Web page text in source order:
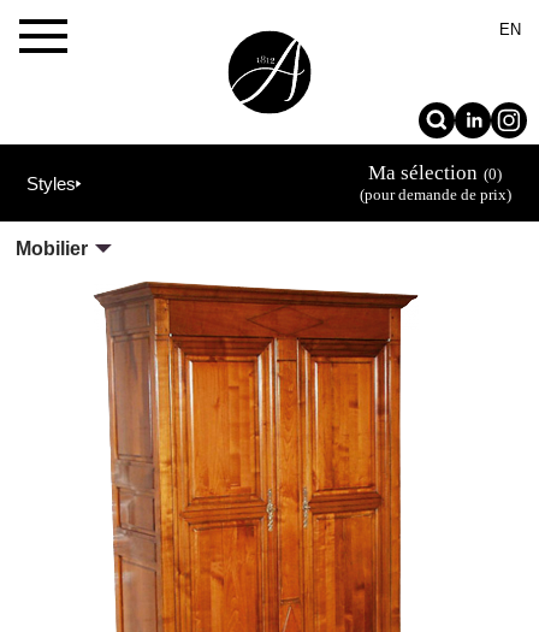
× EN
Styles Ma sélection (0)
(pour demande de prix)
Mobilier